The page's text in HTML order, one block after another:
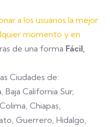
a los usuarios la mejor
momento y en
de una forma Fácil,
Ciudades de:
Baja California Sur,
Chiapas,
Guerrero, Hidalgo,